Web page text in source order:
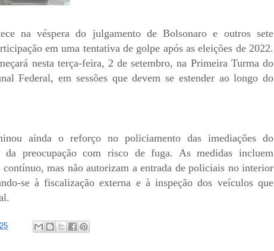
na véspera do julgamento de Bolsonaro e outros sete
em uma tentativa de golpe após as eleições de 2022.
nesta terça-feira, 2 de setembro, na Primeira Turma do
Federal, em sessões que devem se estender ao longo do
ainda o reforço no policiamento das imediações do
da preocupação com risco de fuga. As medidas incluem
mas não autorizam a entrada de policiais no interior
se à fiscalização externa e à inspeção dos veículos que